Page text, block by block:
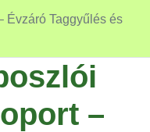
Évzáró Taggyűlés és
–